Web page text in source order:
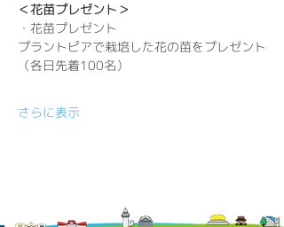
＜花苗プレゼント＞
・花苗プレゼント
プラントピアで栽培した花の苗をプレゼント
（各日先着100名）
さらに表示